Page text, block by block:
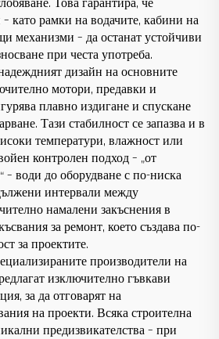
Това гарантира, че
като рамки на водачите, кабини на
механизми – да останат устойчиви
при честа употреба.
дизайн на основните
мотори, предавки и
плавно издигане и спускане
Тази стабилност се запазва и в
температури, влажност или
контролен подход – „от
– води до оборудване с по-ниска
интервали между
намалени закъснения в
за ремонт, което създава по-
за проектите.
производители на
изключително гъвкави
за да отговарят на
на проекти. Всяка строителна
предизвикателства – при